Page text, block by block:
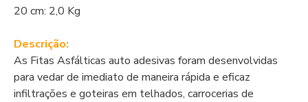
20 cm: 2,0 Kg
Descrição:
As Fitas Asfálticas auto adesivas foram desenvolvidas
para vedar de imediato de maneira rápida e eficaz
infiltrações e goteiras em telhados, carrocerias de